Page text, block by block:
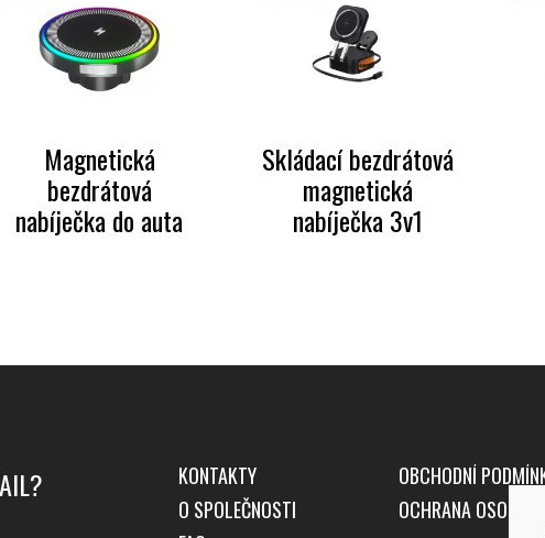
Magnetická
bezdrátová
nabíječka do auta
Skládací bezdrátová
magnetická
nabíječka 3v1
KONTAKTY
O SPOLEČNOSTI
OBCHODNÍ
OCHRANA